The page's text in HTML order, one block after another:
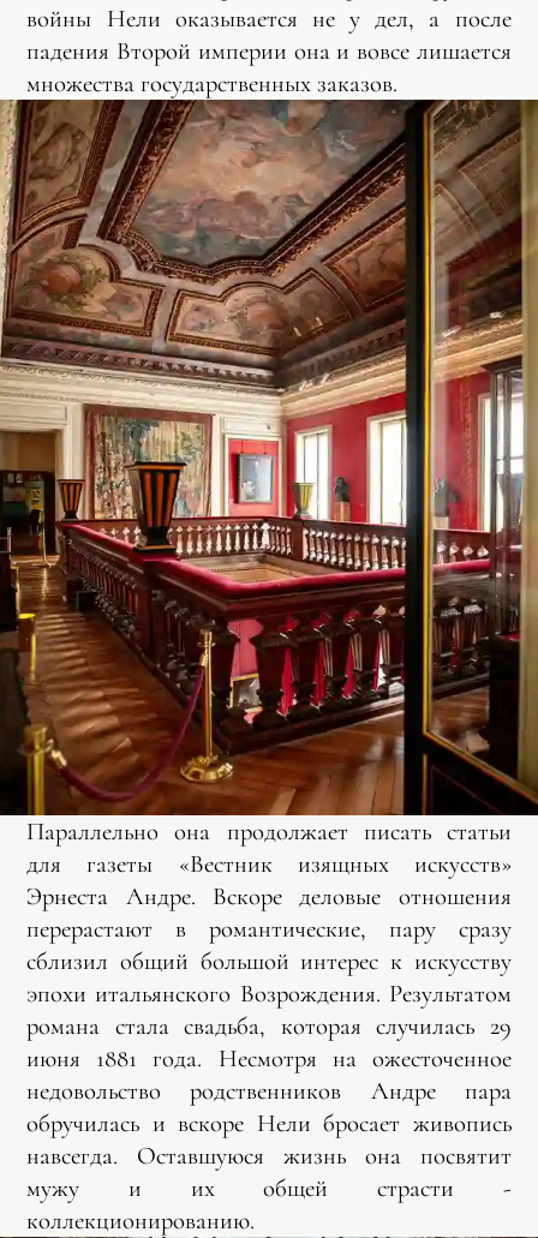
войны Нели оказывается не у дел, а после
падения Второй империи она и вовсе лишается
множества государственных заказов.
Параллельно она продолжает писать статьи
для газеты «Вестник изящных искусств»
Эрнеста Андре. Вскоре деловые отношения
перерастают в романтические, пару сразу
сблизил общий большой интерес к искусству
эпохи итальянского Возрождения. Результатом
романа стала свадьба, которая случилась 29
июня 1881 года. Несмотря на ожесточенное
недовольство родственников Андре пара
обручилась и вскоре Нели бросает живопись
навсегда. Оставшуюся жизнь она посвятит
мужу и их общей страсти -
коллекционированию.